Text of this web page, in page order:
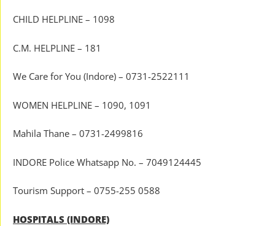
CHILD HELPLINE – 1098
C.M. HELPLINE – 181
We Care for You (Indore) – 0731-2522111
WOMEN HELPLINE – 1090, 1091
Mahila Thane – 0731-2499816
INDORE Police Whatsapp No. – 7049124445
Tourism Support – 0755-255 0588
HOSPITALS (INDORE)